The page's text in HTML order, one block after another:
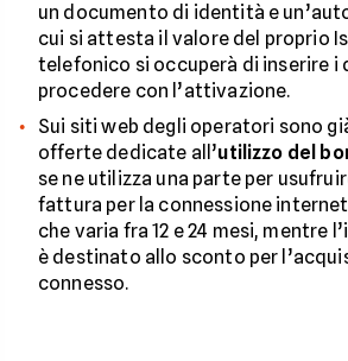
un documento di identità e
cui si attesta il valore del proprio
telefonico si occuperà di inserire i
procedere con l’attivazione.
Sui siti web degli operatori sono
offerte dedicate all’utilizzo del
se ne utilizza una parte per
fattura per la connessione
che varia fra 12 e 24 mesi, mentre
è destinato allo sconto per
connesso.